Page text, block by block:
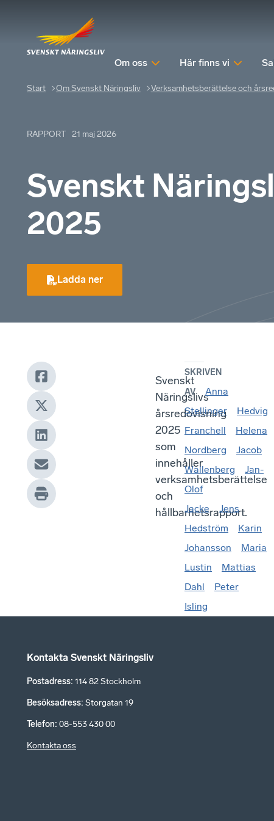
Om oss Här finns vi
Start Om Svenskt Näringsliv Verksamhetsberättelse och
RAPPORT 21 maj 2026
Svenskt
2025
Ladda ner
Svenskt
Näringslivs
årsredovisning
2025
som
innehåller
verksamhetsberättelse
och
hållbarhetsrapport.
SKRIVEN
AV
Anna
Stellinger
Hedvig
Franchell
Helena
Nordberg
Jacob
Wallenberg
Jan-
Olof
Jacke
Jens
Hedström
Karin
Johansson
Maria
Lustin
Mattias
Dahl
Peter
Isling
Kontakta Svenskt Näringsliv
Postadress: 114 82 Stockholm
Besöksadress: Storgatan 19
Telefon: 08-553 430 00
Kontakta oss